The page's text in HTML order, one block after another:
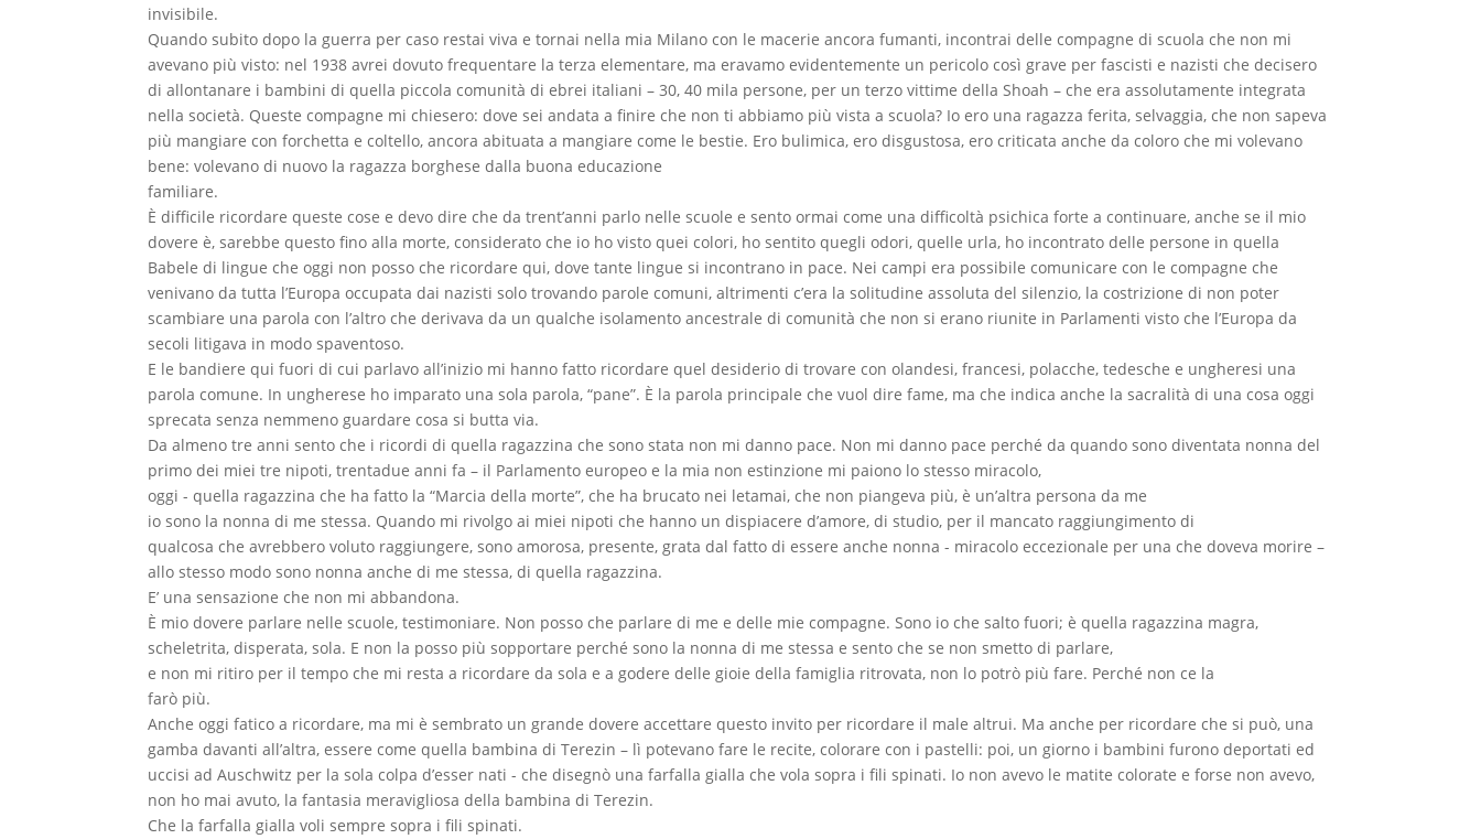
invisibile.
Quando subito dopo la guerra per caso restai viva e tornai nella mia Milano con le macerie ancora fumanti, incontrai delle compagne di scuola che non mi
avevano più visto: nel 1938 avrei dovuto frequentare la terza elementare, ma eravamo evidentemente un pericolo così grave per fascisti e nazisti che decisero
di allontanare i bambini di quella piccola comunità di ebrei italiani – 30, 40 mila persone, per un terzo vittime della Shoah – che era assolutamente integrata
nella società. Queste compagne mi chiesero: dove sei andata a finire che non ti abbiamo più vista a scuola? Io ero una ragazza ferita, selvaggia, che non sapeva
più mangiare con forchetta e coltello, ancora abituata a mangiare come le bestie. Ero bulimica, ero disgustosa, ero criticata anche da coloro che mi volevano
bene: volevano di nuovo la ragazza borghese dalla buona educazione
familiare.
È difficile ricordare queste cose e devo dire che da trent’anni parlo nelle scuole e sento ormai come una difficoltà psichica forte a continuare, anche se il mio
dovere è, sarebbe questo fino alla morte, considerato che io ho visto quei colori, ho sentito quegli odori, quelle urla, ho incontrato delle persone in quella
Babele di lingue che oggi non posso che ricordare qui, dove tante lingue si incontrano in pace. Nei campi era possibile comunicare con le compagne che
venivano da tutta l’Europa occupata dai nazisti solo trovando parole comuni, altrimenti c’era la solitudine assoluta del silenzio, la costrizione di non poter
scambiare una parola con l’altro che derivava da un qualche isolamento ancestrale di comunità che non si erano riunite in Parlamenti visto che l’Europa da
secoli litigava in modo spaventoso.
E le bandiere qui fuori di cui parlavo all’inizio mi hanno fatto ricordare quel desiderio di trovare con olandesi, francesi, polacche, tedesche e ungheresi una
parola comune. In ungherese ho imparato una sola parola, “pane”. È la parola principale che vuol dire fame, ma che indica anche la sacralità di una cosa oggi
sprecata senza nemmeno guardare cosa si butta via.
Da almeno tre anni sento che i ricordi di quella ragazzina che sono stata non mi danno pace. Non mi danno pace perché da quando sono diventata nonna del
primo dei miei tre nipoti, trentadue anni fa – il Parlamento europeo e la mia non estinzione mi paiono lo stesso miracolo,
oggi - quella ragazzina che ha fatto la “Marcia della morte”, che ha brucato nei letamai, che non piangeva più, è un’altra persona da me
io sono la nonna di me stessa. Quando mi rivolgo ai miei nipoti che hanno un dispiacere d’amore, di studio, per il mancato raggiungimento di
qualcosa che avrebbero voluto raggiungere, sono amorosa, presente, grata dal fatto di essere anche nonna - miracolo eccezionale per una che doveva morire –
allo stesso modo sono nonna anche di me stessa, di quella ragazzina.
E’ una sensazione che non mi abbandona.
È mio dovere parlare nelle scuole, testimoniare. Non posso che parlare di me e delle mie compagne. Sono io che salto fuori; è quella ragazzina magra,
scheletrita, disperata, sola. E non la posso più sopportare perché sono la nonna di me stessa e sento che se non smetto di parlare,
e non mi ritiro per il tempo che mi resta a ricordare da sola e a godere delle gioie della famiglia ritrovata, non lo potrò più fare. Perché non ce la
farò più.
Anche oggi fatico a ricordare, ma mi è sembrato un grande dovere accettare questo invito per ricordare il male altrui. Ma anche per ricordare che si può, una
gamba davanti all’altra, essere come quella bambina di Terezin – lì potevano fare le recite, colorare con i pastelli: poi, un giorno i bambini furono deportati ed
uccisi ad Auschwitz per la sola colpa d’esser nati - che disegnò una farfalla gialla che vola sopra i fili spinati. Io non avevo le matite colorate e forse non avevo,
non ho mai avuto, la fantasia meravigliosa della bambina di Terezin.
Che la farfalla gialla voli sempre sopra i fili spinati.